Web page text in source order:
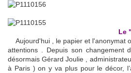
Le
Aujourd'hui , le papier et l'anonymat
attentions . Depuis son changement
désormais Gérard Joulie ,
à Paris ) on y va plus pour le décor,